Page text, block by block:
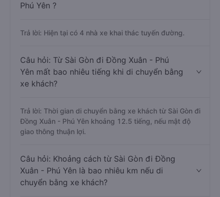
Phú Yên ?
Trả lời: Hiện tại có 4 nhà xe khai thác tuyến đường.
Câu hỏi: Từ Sài Gòn đi Đồng Xuân - Phú
Yên mất bao nhiêu tiếng khi di chuyển bằng
xe khách?
Trả lời: Thời gian di chuyển bằng xe khách từ Sài Gòn đi
Đồng Xuân - Phú Yên khoảng 12.5 tiếng, nếu mật độ
giao thông thuận lợi.
Câu hỏi: Khoảng cách từ Sài Gòn đi Đồng
Xuân - Phú Yên là bao nhiêu km nếu di
chuyển bằng xe khách?